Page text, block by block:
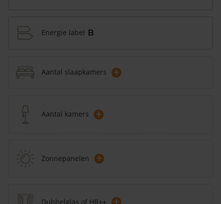
Energie label B
Aantal slaapkamers +
Aantal kamers +
Zonnepanelen +
Dubbelglas of HR++